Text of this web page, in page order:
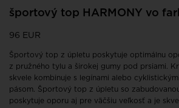
športový top HARMONY vo
96 EUR
Športový top z úpletu poskytuje optimálnu
z pružného tylu a širokej gumy pod prsiami.
skvele kombinuje s legínami alebo
pásom. Športový top z úpletu so
poskytuje oporu aj pre väčšiu veľkosť a je